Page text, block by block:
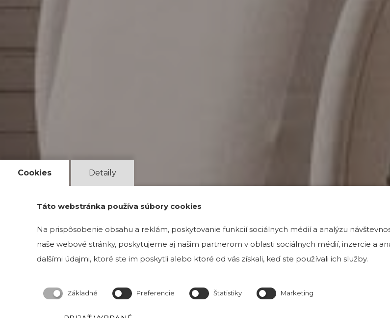
Cookies Detaily
Táto webstránka používa súbory cookies
Na prispôsobenie obsahu a reklám, poskytovanie funkcií sociálnych médií a analýzu
naše webové stránky, poskytujeme aj našim partnerom v oblasti sociálnych médií, inzercie a
ďalšími údajmi, ktoré ste im poskytli alebo ktoré od vás získali, keď ste používali ich služby.
Základné Preferencie Štatistiky Marketing